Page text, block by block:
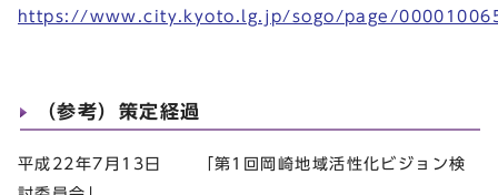
https://www.city.kyoto.lg.jp/sogo/page/
（参考）策定経過
平成22年7月13日 「第1回岡崎地域活性化ビジョン検